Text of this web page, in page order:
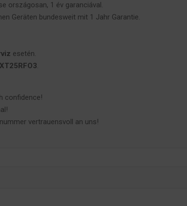
országosan, 1 év garanciával.
Geräten bundesweit mit 1 Jahr Garantie.
esetén.
.
confidence!
vertrauensvoll an uns!